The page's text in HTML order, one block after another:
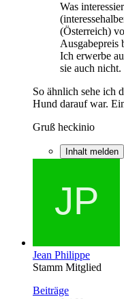
Was
(Österreich)
Ausgabepreis
Ich erwerbe
sie auch nicht.
So ähnlich sehe ich
Hund darauf war.
Gruß heckinio
Inhalt melden
Jean Philippe
Stamm Mitglied
Beiträge